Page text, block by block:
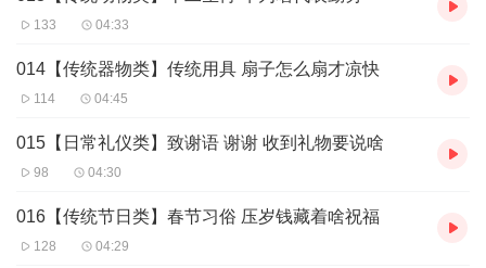
133 04:33
014【传统器物类】传统用具 扇子怎么扇才凉快
114 04:45
015【日常礼仪类】致谢语 谢谢 收到礼物要说啥
98 04:30
016【传统节日类】春节习俗 压岁钱藏着啥祝福
128 04:29